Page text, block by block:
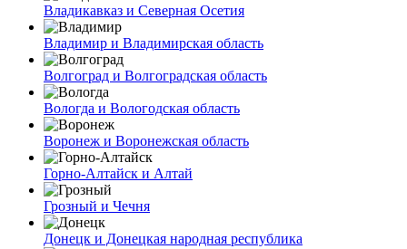
Владикавказ и Северная Осетия
Владимир и Владимирская область
Волгоград и Волгоградская область
Вологда и Вологодская область
Воронеж и Воронежская область
Горно-Алтайск и Алтай
Грозный и Чечня
Донецк и Донецкая народная республика